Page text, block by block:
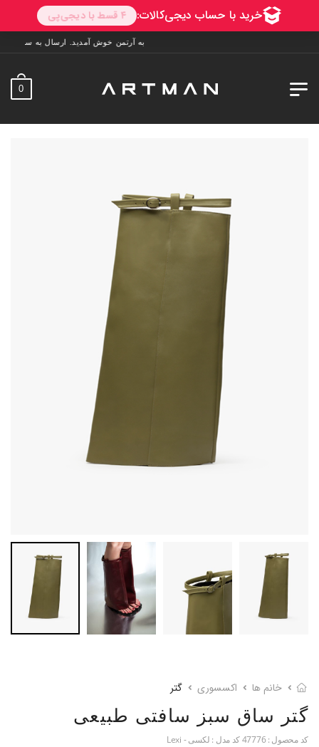
به آرتمن خوش آمدید. ارسال به سراسر ایران. 7 روز فرصت تست در منزل. 1 سال خدمات پس از فروش.
0
خانم ها اکسسوری گتر
گتر ساق سبز سافتی طبیعی
کد محصول : 47776کد مدل : لکسی - Lexi